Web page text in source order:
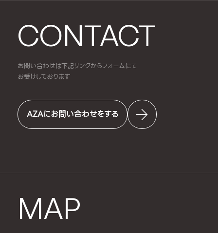
CONTACT
お問い合わせは下記リンクからフォームにて
お受けしております
AZAにお問い合わせをする
MAP